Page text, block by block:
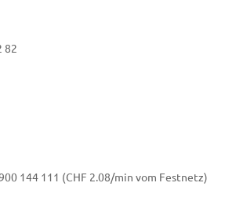
82
144 111 (CHF 2.08/min vom Festnetz)